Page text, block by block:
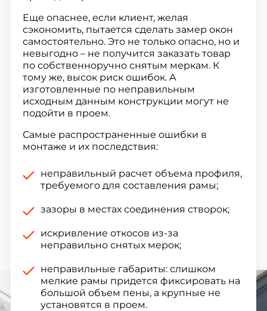
Еще опаснее, если клиент, желая
сэкономить, пытается сделать замер окон
самостоятельно. Это не только опасно, но и
невыгодно – не получится заказать товар
по собственноручно снятым меркам. К
тому же, высок риск ошибок. А
изготовленные по неправильным
исходным данным конструкции могут не
подойти в проем.
Самые распространенные ошибки в
монтаже и их последствия:
неправильный расчет объема профиля,
требуемого для составления рамы;
зазоры в местах соединения створок;
искривление откосов из-за
неправильно снятых мерок;
неправильные габариты: слишком
мелкие рамы придется фиксировать на
большой объем пены, а крупные не
установятся в проем.